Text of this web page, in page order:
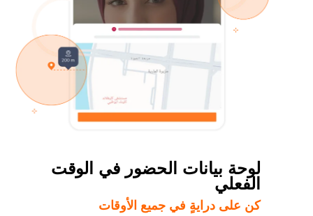
لوحة بيانات الحضور في الوقت
الفعلي
كن على درايةٍ في جميع الأوقات